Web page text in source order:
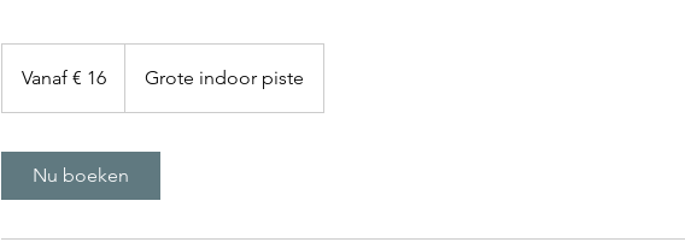
euroVanaf € 16 Grote indoor piste
Nu boeken